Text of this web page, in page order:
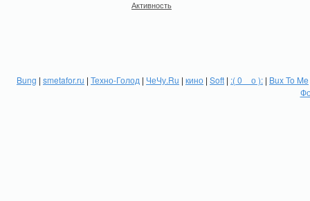
Активность
Bung | smetafor.ru | Техно-Голод | ЧеЧу.Ru | кино | Soft | :( 0 _ о ): | Bux To Me